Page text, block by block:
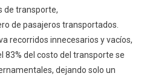
de transporte,
de pasajeros transportados.
recorridos innecesarios y vacíos,
83% del costo del transporte se
dejando solo un